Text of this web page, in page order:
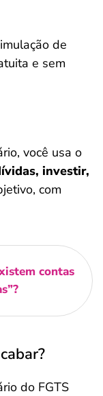
de
e sem
você usa o
investir,
com
contas
do FGTS